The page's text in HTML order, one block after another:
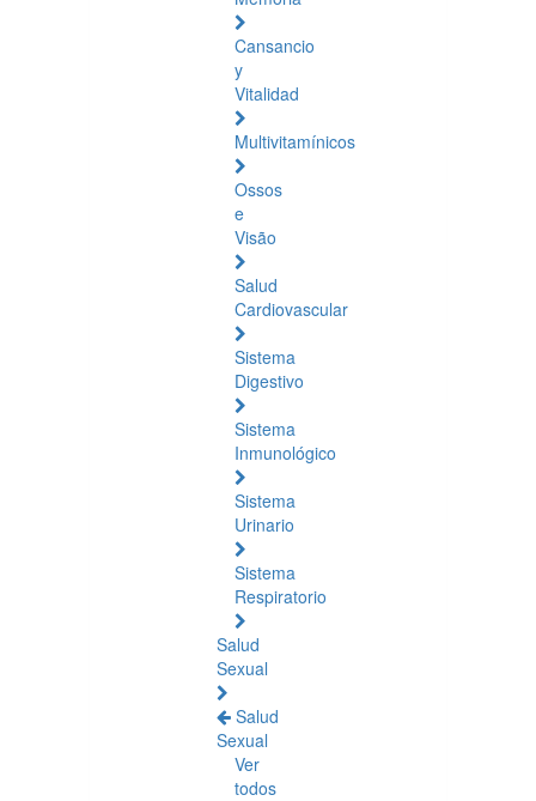
Cansancio
y
Vitalidad
Multivitamínicos
Ossos
e
Visão
Salud
Cardiovascular
Sistema
Digestivo
Sistema
Inmunológico
Sistema
Urinario
Sistema
Respiratorio
Salud
Sexual
Salud
Sexual
Ver
todos